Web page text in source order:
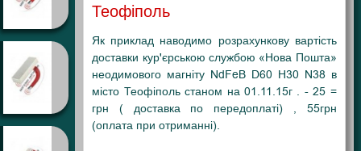
Теофіполь
Як приклад наводимо розрахункову вартість
доставки кур'єрською службою «Нова Пошта»
неодимового магніту NdFeB D60 H30 N38 в
місто Теофіполь станом на 01.11.15г . - 25 =
грн ( доставка по передоплаті) , 55грн
(оплата при отриманні).